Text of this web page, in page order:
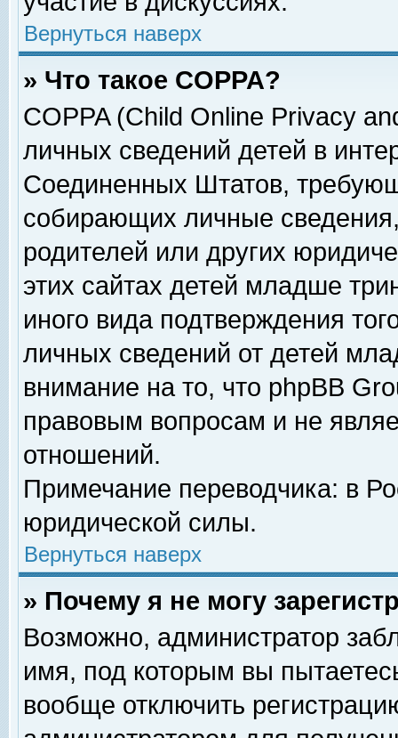
Вернуться наверх
» Что такое COPPA?
COPPA (Child Online Privacy
личных сведений детей в
Соединенных Штатов,
собирающих личные
родителей или других
этих сайтах детей младше
иного вида подтверждения
личных сведений от детей
внимание на то, что phpBB
правовым вопросам и не
отношений.
Примечание переводчика: в
юридической силы.
Вернуться наверх
» Почему я не могу
Возможно, администратор
имя, под которым вы
вообще отключить